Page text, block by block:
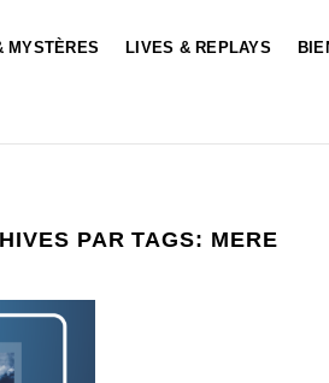
MYSTÈRES LIVES & REPLAYS
PAR TAGS: MERE